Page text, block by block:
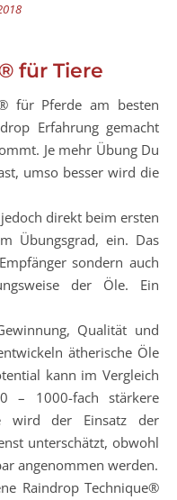
für Tiere
Erfahrung gemacht
Je mehr Übung Du
umso besser wird die
direkt beim ersten
Übungsgrad, ein. Das
sondern auch
der Öle. Ein
Qualität und
ätherische Öle
kann im Vergleich
– 1000-fach stärkere
wird der Einsatz der
unterschätzt, obwohl
angenommen werden.
Raindrop Technique®